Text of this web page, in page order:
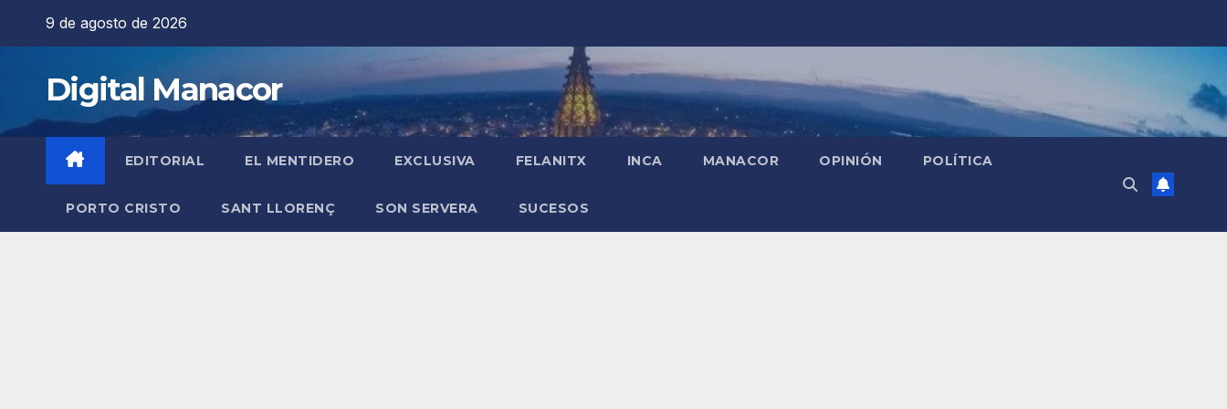
9 de agosto de 2026
Digital Manacor
EDITORIAL EL MENTIDERO EXCLUSIVA FELANITX INCA MANACOR OPINIÓN POLÍTICA
PORTO CRISTO SANT LLORENÇ SON SERVERA SUCESOS